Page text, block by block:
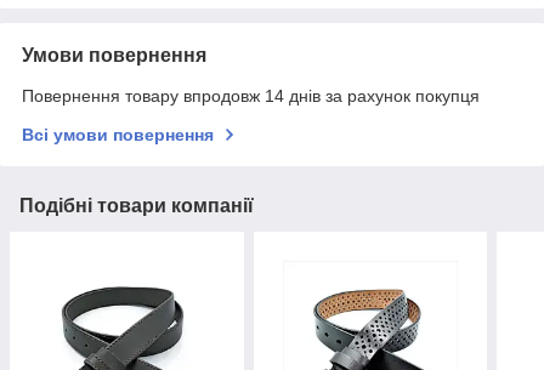
Умови повернення
Повернення товару впродовж 14 днів за рахунок покупця
Всі умови повернення
Подібні товари компанії